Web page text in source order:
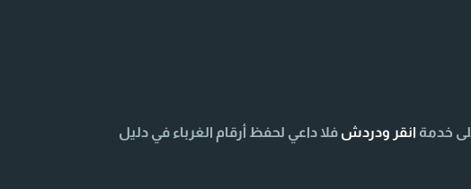
خدمة انقر ودردش فلا داعي لحفظ أرقام الغرباء في دليل